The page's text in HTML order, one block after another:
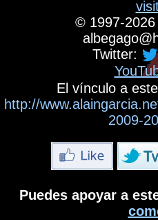
©1997-2026
albegago@
Twitter:
El vínculo a
http://
2009-
Puedes apoyar a